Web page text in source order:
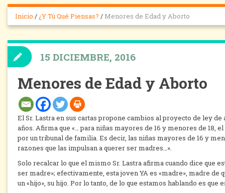
Inicio / ¿Y Tú Qué Piensas? / Menores de Edad y Aborto
Menores de Edad y Aborto
El Sr. Lastra en sus cartas propone cambios al proyecto de ley
años. Afirma que «… para niñas mayores de 16 y menores de
por un tribunal de familia. Es decir, las niñas mayores de 16 y
razones que las impulsan a querer ser madres…».
Solo recalcar lo que el mismo Sr. Lastra afirma cuando dice que
ser madre»; efectivamente, esta joven YA es «madre», madre
un «hijo», su hijo. Por lo tanto, de lo que estamos hablando es
15 DICIEMBRE, 2016